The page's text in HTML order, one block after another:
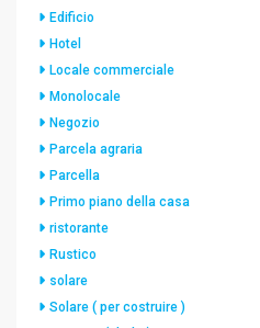
Edificio
Hotel
Locale commerciale
Monolocale
Negozio
Parcela agraria
Parcella
Primo piano della casa
ristorante
Rustico
solare
Solare ( per costruire )